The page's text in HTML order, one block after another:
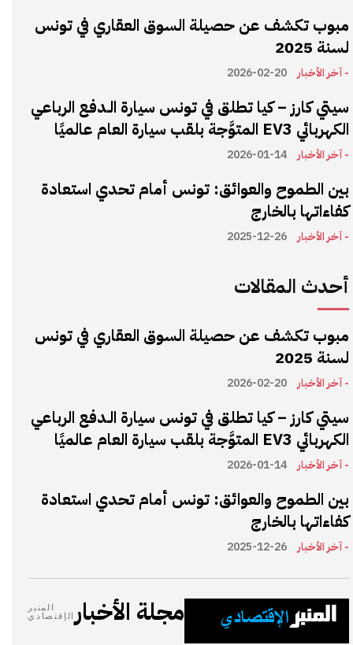
مبوب تكشف عن حصيلة السوق العقاري في تونس
لسنة 2025
- آخر الأخبار 2026-02-20
سيتي كارز – كيا تطلق في تونس سيارة الـدفع الرباعي
الكهربائي EV3 المتوَّجة بلقب سيارة العام عالميًا
- آخر الأخبار 2026-01-14
بين الطموح والعوائق: تونس أمام تحدي استعادة
كفاءاتها بالخارج
- آخر الأخبار 2025-12-26
أحدث المقالات
مبوب تكشف عن حصيلة السوق العقاري في تونس
لسنة 2025
- آخر الأخبار 2026-02-20
سيتي كارز – كيا تطلق في تونس سيارة الـدفع الرباعي
الكهربائي EV3 المتوَّجة بلقب سيارة العام عالميًا
- آخر الأخبار 2026-01-14
بين الطموح والعوائق: تونس أمام تحدي استعادة
كفاءاتها بالخارج
- آخر الأخبار 2025-12-26
مجلة الأخبار
المنبر
الإقتصادي